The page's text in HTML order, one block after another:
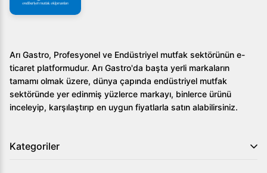
Arı Gastro, Profesyonel ve Endüstriyel mutfak sektörünün e-
ticaret platformudur. Arı Gastro'da başta yerli markaların
tamamı olmak üzere, dünya çapında endüstriyel mutfak
sektöründe yer edinmiş yüzlerce markayı, binlerce ürünü
inceleyip, karşılaştırıp en uygun fiyatlarla satın alabilirsiniz.
Kategoriler